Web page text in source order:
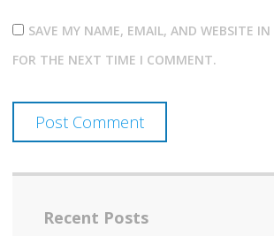
SAVE MY NAME, EMAIL, AND WEBSITE IN
FOR THE NEXT TIME I COMMENT.
Recent Posts